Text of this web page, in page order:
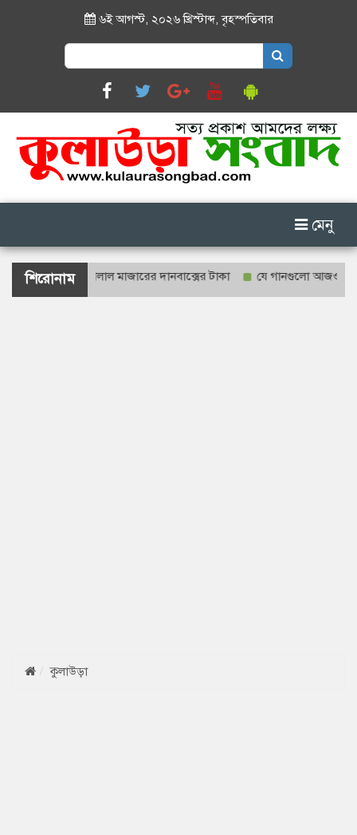
৬ই আগস্ট, ২০২৬ খ্রিস্টাব্দ,বৃহস্পতিবার
Search
for:
মেনু
শিরোনাম
হবে শাহজালাল মাজারের দানবাক্সের টাকা যে গানগুলো আজও ফিরিয়ে
কুলাউড়া